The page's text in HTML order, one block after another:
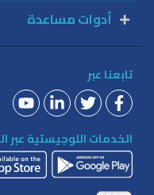
أدوات مساعدة
تابعنا عبر
الخدمات اللوجيستية عبر